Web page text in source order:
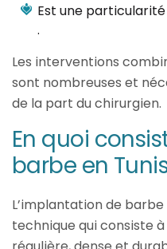
Est une
.
Les interventions
sont nombreuses et
de la part du chirurgien.
En quoi
barbe en
L’implantation de
technique qui consiste